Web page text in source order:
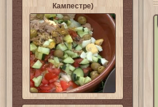
Кампестре)